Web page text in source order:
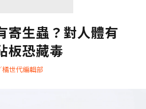
寄生蟲？對人體有
板恐藏毒
橘世代編輯部